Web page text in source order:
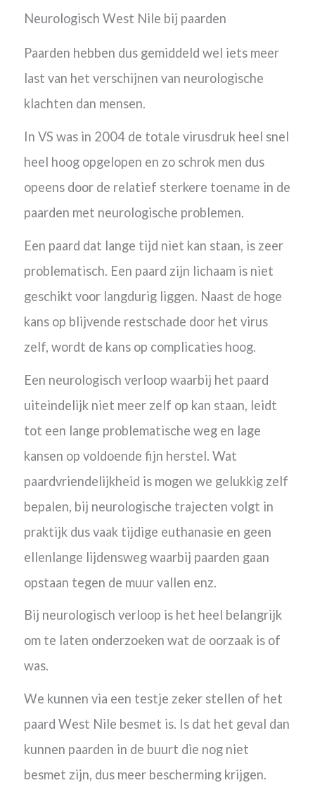
Neurologisch West Nile bij paarden
Paarden hebben dus gemiddeld wel iets meer
last van het verschijnen van neurologische
klachten dan mensen.
In VS was in 2004 de totale virusdruk heel snel
heel hoog opgelopen en zo schrok men dus
opeens door de relatief sterkere toename in de
paarden met neurologische problemen.
Een paard dat lange tijd niet kan staan, is zeer
problematisch. Een paard zijn lichaam is niet
geschikt voor langdurig liggen. Naast de hoge
kans op blijvende restschade door het virus
zelf, wordt de kans op complicaties hoog.
Een neurologisch verloop waarbij het paard
uiteindelijk niet meer zelf op kan staan, leidt
tot een lange problematische weg en lage
kansen op voldoende fijn herstel. Wat
paardvriendelijkheid is mogen we gelukkig zelf
bepalen, bij neurologische trajecten volgt in
praktijk dus vaak tijdige euthanasie en geen
ellenlange lijdensweg waarbij paarden gaan
opstaan tegen de muur vallen enz.
Bij neurologisch verloop is het heel belangrijk
om te laten onderzoeken wat de oorzaak is of
was.
We kunnen via een testje zeker stellen of het
paard West Nile besmet is. Is dat het geval dan
kunnen paarden in de buurt die nog niet
besmet zijn, dus meer bescherming krijgen.